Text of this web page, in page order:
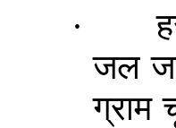
·
जल
ग्राम